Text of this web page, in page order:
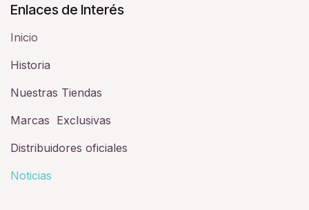
Enlaces de Interés
Inicio
Historia​
Nuestras Tiendas
Marcas Exclusivas
Distribuidores oficiales
Noticias